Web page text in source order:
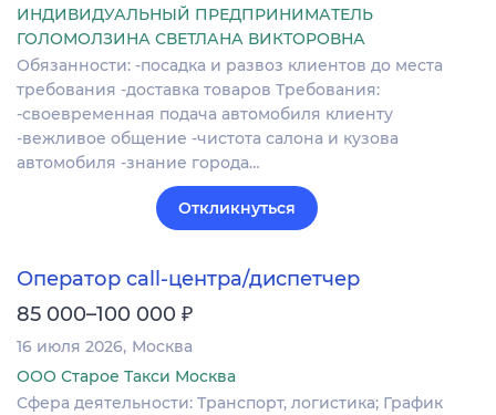
ИНДИВИДУАЛЬНЫЙ ПРЕДПРИНИМАТЕЛЬ
ГОЛОМОЛЗИНА СВЕТЛАНА ВИКТОРОВНА
Обязанности: -посадка и развоз клиентов до места
требования -доставка товаров Требования:
-своевременная подача автомобиля клиенту
-вежливое общение -чистота салона и кузова
автомобиля -знание города…
Откликнуться
Оператор call-центра/диспетчер
85 000–100 000 ₽
16 июля 2026 Москва
ООО Старое Такси Москва
Сфера деятельности: Транспорт, логистика; График